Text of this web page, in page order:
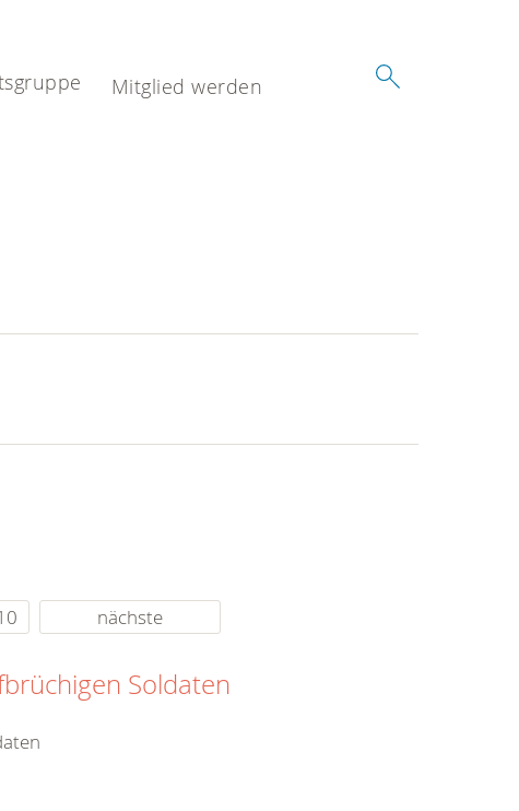
Mitglied werden
nächste
Soldaten